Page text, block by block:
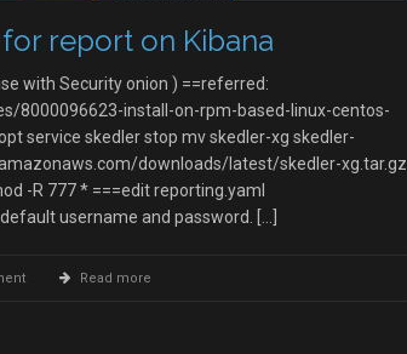
report on Kibana
with Security onion ) ==referred:
8000096623-install-on-rpm-based-linux-centos-
service skedler stop mv skedler-xg skedler-
downloads/latest/skedler-xg.tar.gz
-R 777 * ===edit reporting.yaml
username and password. […]
Read more